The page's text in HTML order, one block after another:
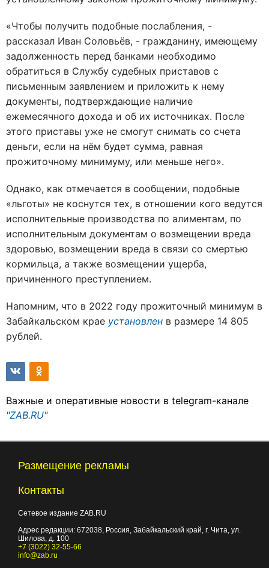
«Чтобы получить подобные послабления, -
рассказал Иван Соловьёв, - гражданину, имеющему
задолженность перед банками необходимо
обратиться в Службу судебных приставов с
письменным заявлением и приложить к нему
документы, подтверждающие наличие
ежемесячного дохода и об их источниках. После
этого приставы уже не смогут снимать со счета
деньги, если на нём будет сумма, равная
прожиточному минимуму, или меньше него».
Однако, как отмечается в сообщении, подобные
«льготы» не коснутся тех, в отношении кого ведутся
исполнительные производства по алиментам, по
исполнительным документам о возмещении вреда
здоровью, возмещении вреда в связи со смертью
кормильца, а также возмещении ущерба,
причиненного преступлением.
Напомним, что в 2022 году прожиточный минимум в
Забайкальском крае установлен в размере 14 805
рублей.
Важные и оперативные новости в telegram-канале
"ZAB.RU"
Размещение рекламы
Контакты
Сетевое издание ZAB.RU
Адрес редакции: 672038 , Россия, Забайкальский край, г. Чита ул.
Шилова, д. 100
+7 (3022) 32-55-66
info@zab.ru